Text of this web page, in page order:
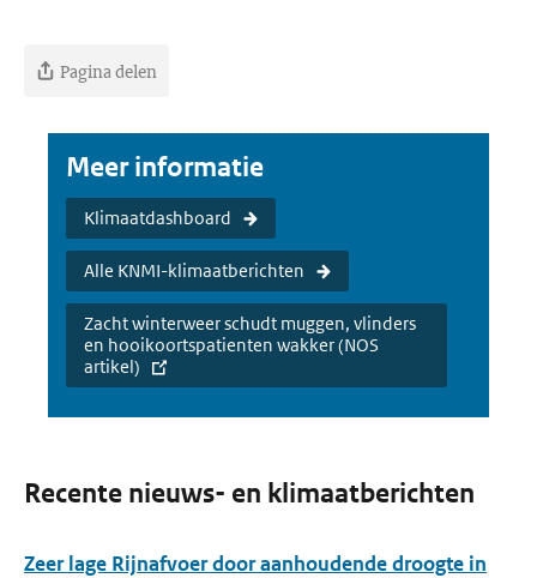
Pagina delen
Meer informatie
Klimaatdashboard
Alle KNMI-klimaatberichten
Zacht winterweer schudt muggen, vlinders
en hooikoortspatienten wakker (NOS
artikel)
Recente nieuws- en klimaatberichten
Zeer lage Rijnafvoer door aanhoudende droogte in